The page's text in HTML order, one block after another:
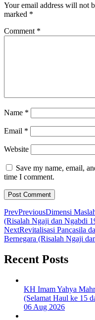
Your email address will not
marked *
Comment *
Name *
Email *
Website
Save my name, email,
time I comment.
PrevPreviousDimensi
(Risalah Ngaji dan Ngabdi
NextRevitalisasi Pancasila
Bernegara (Risalah Ngaji
Recent Posts
KH Imam Yahya
(Selamat Haul ke 15
06 Aug 2026